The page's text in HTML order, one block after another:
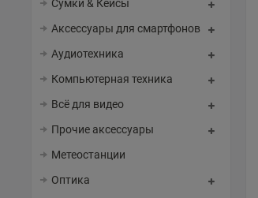
Сумки & Кейсы
Аксессуары для смартфонов
Аудиотехника
Компьютерная техника
Всё для видео
Прочие аксессуары
Метеостанции
Оптика